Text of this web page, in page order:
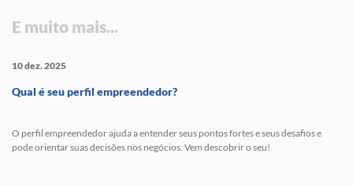
E muito mais...
10 dez. 2025
Qual é seu perfil empreendedor?
O perfil empreendedor ajuda a entender seus pontos fortes e seus desafios e
pode orientar suas decisões nos negócios. Vem descobrir o seu!